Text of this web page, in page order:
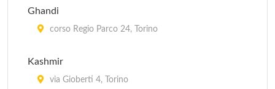
Ghandi
corso Regio Parco 24, Torino
Kashmir
via Gioberti 4, Torino